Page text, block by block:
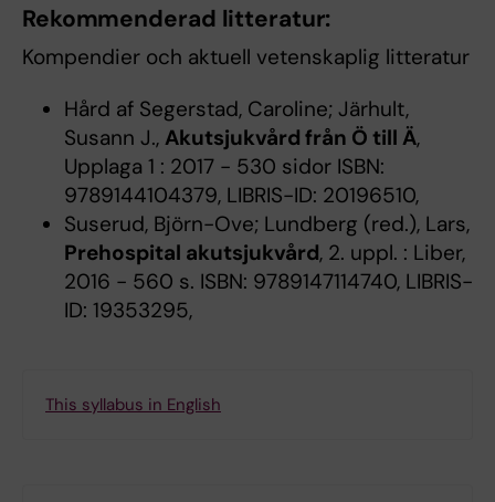
Rekommenderad litteratur:
Kompendier och aktuell vetenskaplig litteratur
Hård af Segerstad, Caroline; Järhult,
Susann J., Akutsjukvård från Ö till Ä,
Upplaga 1 : 2017 - 530 sidor ISBN:
9789144104379, LIBRIS-ID: 20196510,
Suserud, Björn-Ove; Lundberg (red.), Lars,
Prehospital akutsjukvård, 2. uppl. : Liber,
2016 - 560 s. ISBN: 9789147114740, LIBRIS-
ID: 19353295,
This syllabus in English